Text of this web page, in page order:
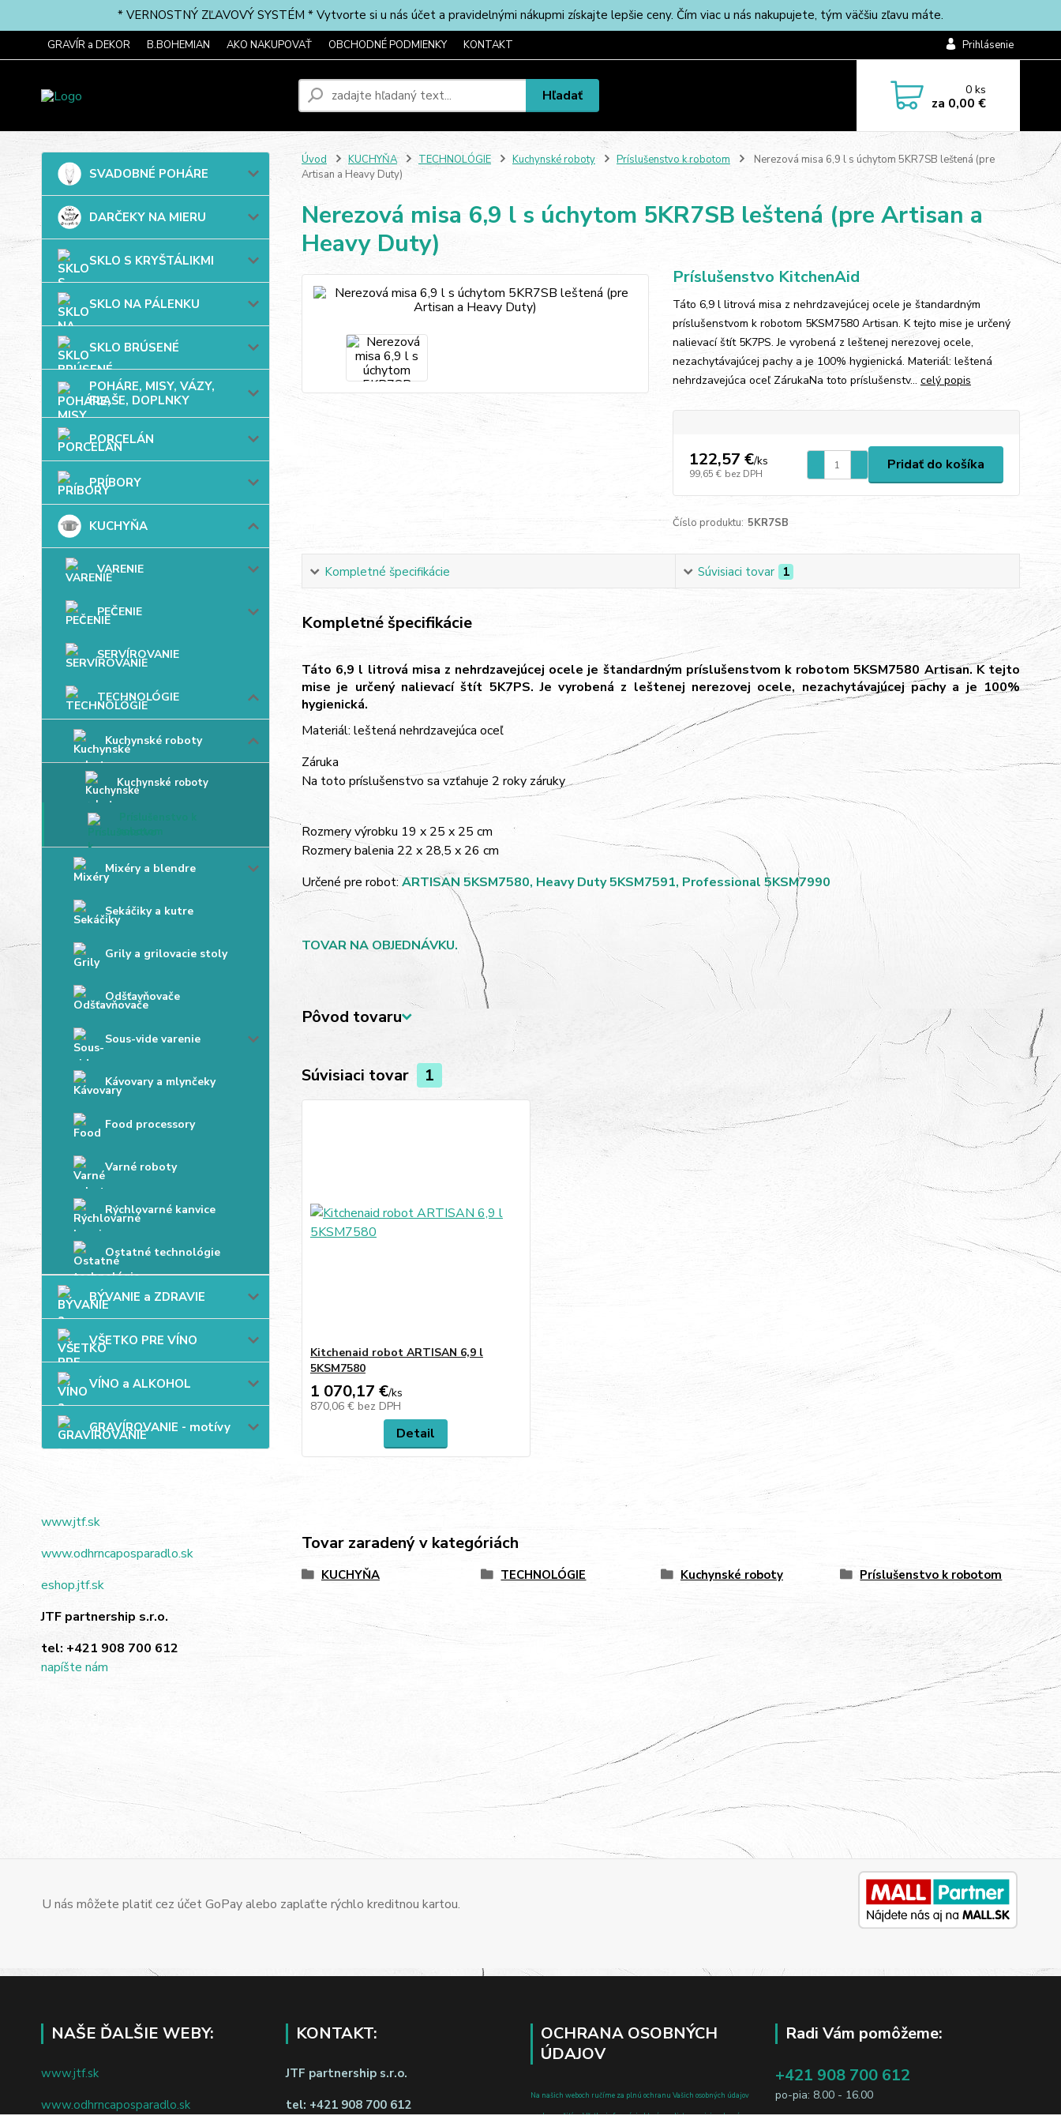
* VERNOSTNÝ ZĽAVOVÝ SYSTÉM * Vytvorte si u nás účet a pravidelnými nákupmi získajte lepšie ceny. Čím viac u nás nakupujete, tým väčšiu zľavu máte.
GRAVÍR a DEKOR B.BOHEMIAN AKO NAKUPOVAŤ OBCHODNÉ PODMIENKY KONTAKT Prihlásenie
Hľadať 0ks
za 0,00 €
SVADOBNÉ POHÁRE
DARČEKY NA MIERU
SKLO S KRYŠTÁLIKMI
SKLO NA PÁLENKU
SKLO BRÚSENÉ
POHÁRE, MISY, VÁZY,
FĽAŠE, DOPLNKY
PORCELÁN
PRÍBORY
KUCHYŇA
VARENIE
PEČENIE
SERVÍROVANIE
TECHNOLÓGIE
Kuchynské roboty
Kuchynské roboty
Mixéry a blendre
Sekáčiky a kutre
Grily a grilovacie stoly
Odšťavňovače
Sous-vide varenie
Kávovary a mlynčeky
Food processory
Varné roboty
Rýchlovarné kanvice
Ostatné technológie
BÝVANIE a ZDRAVIE
VŠETKO PRE VÍNO
VÍNO a ALKOHOL
GRAVÍROVANIE - motívy
www.jtf.sk
www.odhrncaposparadlo.sk
eshop.jtf.sk
JTF partnership s.r.o.
tel: +421 908 700 612
napíšte nám
Úvod KUCHYŇA TECHNOLÓGIE Kuchynské roboty Príslušenstvo k robotom
Nerezová misa 6,9 l s úchytom 5KR7SB leštená (pre
Artisan a Heavy Duty)
Nerezová misa 6,9 l s úchytom 5KR7SB leštená (pre Artisan a
Heavy Duty)
Príslušenstvo KitchenAid
Táto 6,9 l litrová misa z nehrdzavejúcej ocele je štandardným
príslušenstvom k robotom 5KSM7580 Artisan. K tejto mise je určený
nalievací štít 5K7PS. Je vyrobená z leštenej nerezovej ocele,
nezachytávajúcej pachy a je 100% hygienická. Materiál: leštená
nehrdzavejúca oceľ ZárukaNa toto príslušenstv... celý popis
122,57 €/ks
99,65 € bez DPH
Pridať do košíka
Číslo produktu: 5KR7SB
Kompletné špecifikácie Súvisiaci tovar 1
Kompletné špecifikácie
Táto 6,9 l litrová misa z nehrdzavejúcej ocele je štandardným príslušenstvom k robotom 5KSM7580 Artisan. K tejto
mise je určený nalievací štít 5K7PS. Je vyrobená z leštenej nerezovej ocele, nezachytávajúcej pachy a je 100%
hygienická.
Materiál: leštená nehrdzavejúca oceľ
Záruka
Na toto príslušenstvo sa vzťahuje 2 roky záruky
Rozmery výrobku 19 x 25 x 25 cm
Rozmery balenia 22 x 28,5 x 26 cm
Určené pre robot: ARTISAN 5KSM7580, Heavy Duty 5KSM7591, Professional 5KSM7990
TOVAR NA OBJEDNÁVKU.
Pôvod tovaru
Súvisiaci tovar 1
Kitchenaid robot ARTISAN 6,9 l
5KSM7580
1 070,17 €/ks
870,06 € bez DPH
Detail
Tovar zaradený v kategóriách
KUCHYŇA TECHNOLÓGIE Kuchynské roboty Príslušenstvo k robotom
U nás môžete platiť cez účet GoPay alebo zaplaťte rýchlo kreditnou kartou.
NAŠE ĎALŠIE WEBY:
www.jtf.sk
www.odhrncaposparadlo.sk
KONTAKT:
JTF partnership s.r.o.
tel: +421 908 700 612
OCHRANA OSOBNÝCH
ÚDAJOV
Na našich weboch ručíme za plnú ochranu Vašich osobných údajov
pred zneužitím. Všetky informácie, ktoré uvediete o svojej osobe, sú
Radi Vám pomôžeme:
+421 908 700 612
po-pia: 8.00 - 16.00